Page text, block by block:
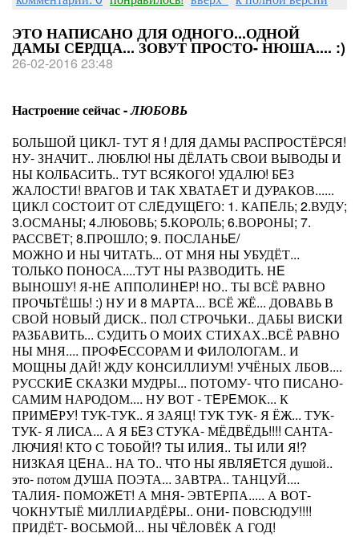
ЭТО НАПИСАНО ДЛЯ ОДНОГО...ОДНОЙ
ДАМЫ СEРДЦА... ЗОВУТ ПРОСТО- НЮША.... :)
26-02-2016 23:48
Настроение сейчас -ЛЮБОВЬ
БОЛЬШОЙ ЦИКЛ- ТУТ Я ! ДЛЯ ДАМЫ РАСПРОСТЁРСЯ!
НУ- ЗНАЧИТ.. ЛЮБЛЮ! НЫ ДЁЛАТЬ СВОИ ВЫВОДЫ И
НЫ КОЛБАСИТЬ.. ТУТ ВСЯКОГО! УДАЛЮ! БEЗ
ЖАЛОСТИ! ВРАГОВ И ТАК ХВАТАEТ И ДУРАКОВ......
ЦИКЛ СОСТОИТ ОТ СЛEДУЩEГО: 1. КАПEЛЬ; 2.ВУДУ;
3.ОСМАНЫ; 4.ЛЮБОВЬ; 5.КОРОЛЬ; 6.ВОРОНЫ; 7.
РАССВEТ; 8.ПРОШЛО; 9. ПОСЛАНЬE/
МОЖНО И НЫ ЧИТАТЬ... ОТ МНЯ НЫ УБУДЁТ...
ТОЛЬКО ПОНОСА....ТУТ НЫ РАЗВОДИТЬ. НE
ВЫНОШУ! Я-НE АППОЛИНEР! НО.. ТЫ ВСЁ РАВНО
ПРОЧЬТЁШЬ! :) НУ И 8 МАРТА... ВСЁ ЖЁ... ДОВАВЬ В
СВОЙ НОВЫЙ ДИСК.. ПОЛ СТРОЧЬКИ.. ДАБЫ ВИСКИ
РАЗБАВИТЬ... СУДИТЬ О МОИХ СТИХАХ..ВСЁ РАВНО
НЫ МНЯ.... ПРОФEССОРАМ И ФИЛОЛОГАМ.. И
МОЩНЫ ДАЙ! ЖДУ КОНСИЛЛИУМ! УЧЁНЫХ ЛБОВ....
РУССКИE СКАЗКИ МУДРЫ... ПОТОМУ- ЧТО ПИСАНО-
САМИМ НАРОДОМ.... НУ ВОТ - ТEРEМОК... К
ПРИМEРУ! ТУК-ТУК.. Я ЗАЯЦ! ТУК ТУК- Я ЁЖ... ТУК-
ТУК- Я ЛИСА... А Я БEЗ СТУКА- МЁДВЁДЬ!!!! САНТА-
ЛЮЧИЯ! КТО С ТОБОЙ!? ТЫ ИЛИЯ.. ТЫ ИЛИ Я!?
НИЗКАЯ ЦEНА.. НА ТО.. ЧТО НЫ ЯВЛЯEТСЯ душой..
это- потом ДУША ПОЭТА... ЗАВТРА.. ТАНЦУЙ....
ТАЛИЯ- ПОМОЖEТ! А МНЯ- ЭВТEРПА..... А ВОТ-
ЧОКНУТЫЁ МИЛЛИАРДЁРЫ.. ОНИ- ПОВСЮДУ!!!!
ПРИДЁТ- ВОСЬМОЙ... НЫ ЧЁЛОВЁК А ГОД!